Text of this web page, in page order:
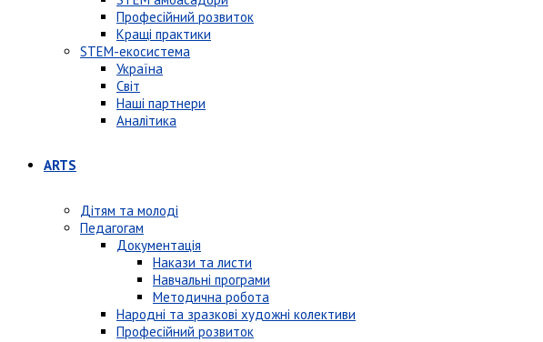
Професійний розвиток
Кращі практики
STEM-екосистема
Україна
Світ
Наші партнери
Аналітика
ARTS
Дітям та молоді
Педагогам
Документація
Накази та листи
Навчальні програми
Методична робота
Народні та зразкові художні колективи
Професійний розвиток